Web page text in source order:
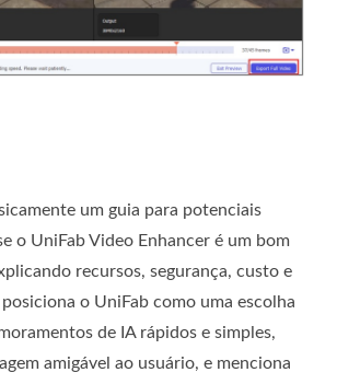
um guia para potenciais
o UniFab Video Enhancer é um bom
recursos, segurança, custo e
o UniFab como uma escolha
de IA rápidos e simples,
amigável ao usuário, e menciona